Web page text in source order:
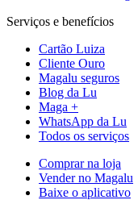
Serviços e benefícios
Cartão Luiza
Cliente Ouro
Magalu seguros
Blog da Lu
Maga +
WhatsApp da Lu
Todos os serviços
Comprar na loja
Vender no Magalu
Baixe o aplicativo